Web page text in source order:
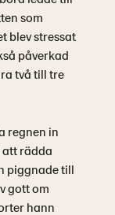
som
blev stressat
påverkad
två till tre
regnen in
att rädda
piggnade till
gott om
hann